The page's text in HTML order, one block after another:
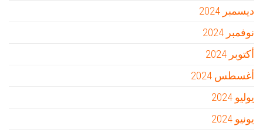
ديسمبر 2024
نوفمبر 2024
أكتوبر 2024
أغسطس 2024
يوليو 2024
يونيو 2024